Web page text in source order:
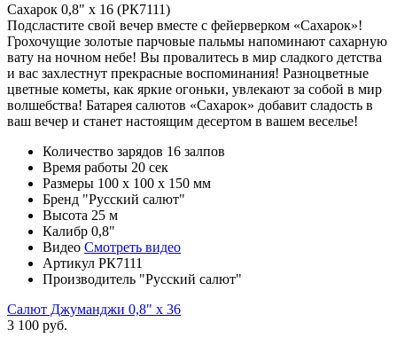
Сахарок 0,8" х 16 (РК7111)
Подсластите свой вечер вместе с фейерверком «Сахарок»!
Грохочущие золотые парчовые пальмы напоминают сахарную
вату на ночном небе! Вы провалитесь в мир сладкого детства
и вас захлестнут прекрасные воспоминания! Разноцветные
цветные кометы, как яркие огоньки, увлекают за собой в мир
волшебства! Батарея салютов «Сахарок» добавит сладость в
ваш вечер и станет настоящим десертом в вашем веселье!
Количество зарядов 16 залпов
Время работы 20 сек
Размеры 100 х 100 х 150 мм
Бренд "Русский салют"
Высота 25 м
Калибр 0,8"
Видео Смотреть видео
Артикул РК7111
Производитель "Русский салют"
Салют Джуманджи 0,8" х 36
3 100 руб.